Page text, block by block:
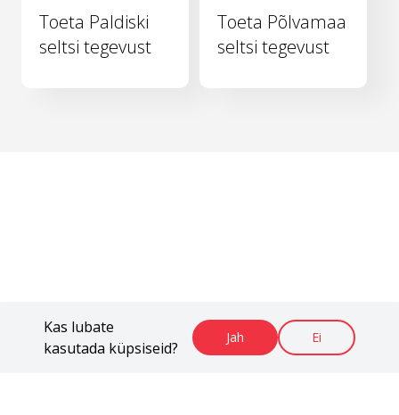
Kas lubate
kasutada küpsiseid?
Jah Ei
Toeta Paldiski
seltsi tegevust
Toeta Põlvamaa
seltsi tegevust